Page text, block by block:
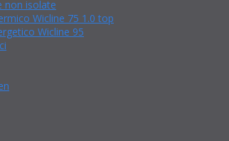
non isolate
Wicline 75 1.0 top
Wicline 95